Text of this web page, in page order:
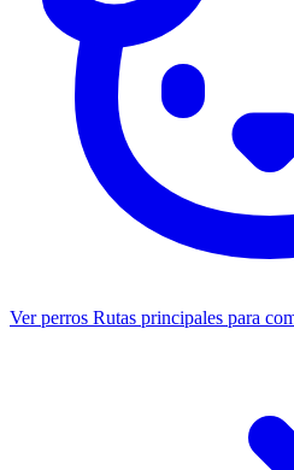
Ver perros Rutas principales para